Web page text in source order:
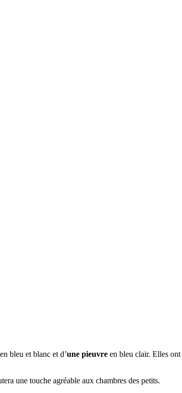
en bleu et blanc et d’une pieuvre en bleu clair. Elles ont
une touche agréable aux chambres des petits.